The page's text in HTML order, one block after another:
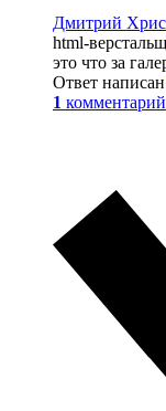
Дмитрий
html-
это что за
Ответ написан
1 комментарий